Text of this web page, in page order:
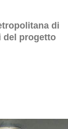
di
del progetto